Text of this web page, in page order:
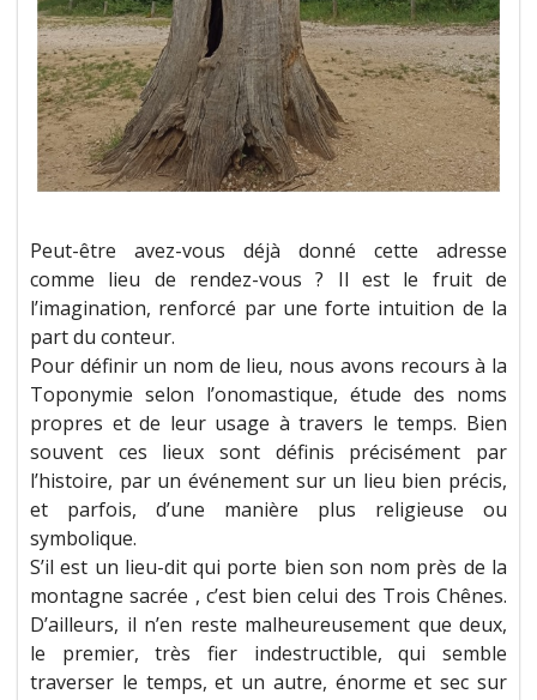
Peut-être avez-vous déjà donné cette adresse
comme lieu de rendez-vous ? Il est le fruit de
l’imagination, renforcé par une forte intuition de la
part du conteur.
Pour définir un nom de lieu, nous avons recours à la
Toponymie selon l’onomastique, étude des noms
propres et de leur usage à travers le temps. Bien
souvent ces lieux sont définis précisément par
l’histoire, par un événement sur un lieu bien précis,
et parfois, d’une manière plus religieuse ou
symbolique.
S’il est un lieu-dit qui porte bien son nom près de la
montagne sacrée , c’est bien celui des Trois Chênes.
D’ailleurs, il n’en reste malheureusement que deux,
le premier, très fier indestructible, qui semble
traverser le temps, et un autre, énorme et sec sur